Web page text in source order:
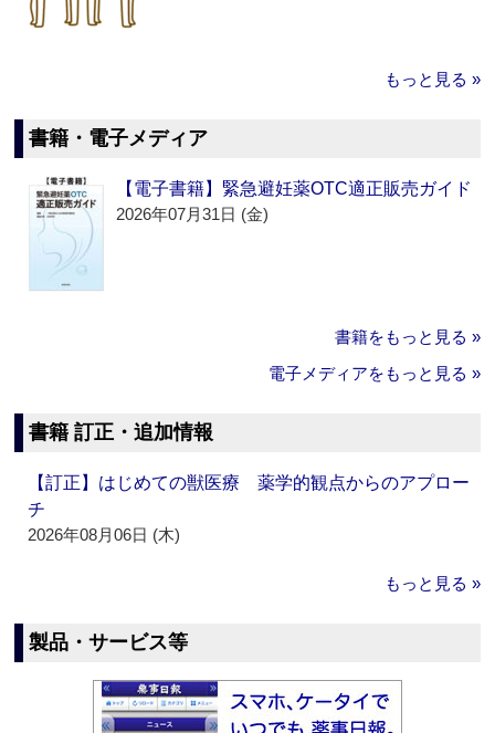
もっと見る »
書籍・電子メディア
【電子書籍】緊急避妊薬OTC適正販売ガイド
2026年07月31日 (金)
書籍をもっと見る »
電子メディアをもっと見る »
書籍 訂正・追加情報
【訂正】はじめての獣医療 薬学的観点からのアプロー
チ
2026年08月06日 (木)
もっと見る »
製品・サービス等